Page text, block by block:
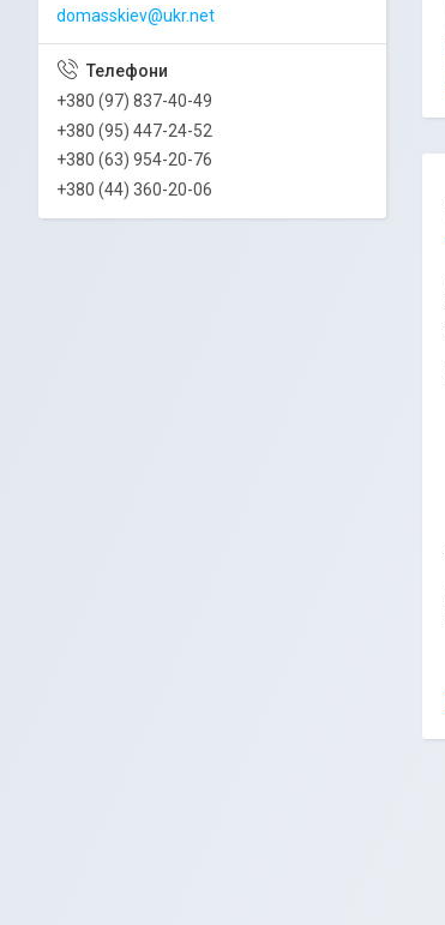
domasskiev@ukr.net
+380 (97) 837-40-49
+380 (95) 447-24-52
+380 (63) 954-20-76
+380 (44) 360-20-06